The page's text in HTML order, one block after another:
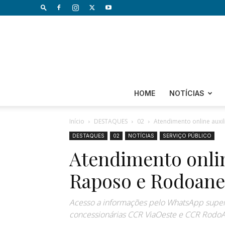
HOME NOTÍCIAS
Início DESTAQUES 02 Atendimento online
DESTAQUES 02 NOTÍCIAS SERVIÇO PÚBLICO
Atendimento
Raposo e
Acesso a informações pelo WhatsApp
concessionárias CCR ViaOeste e CCR